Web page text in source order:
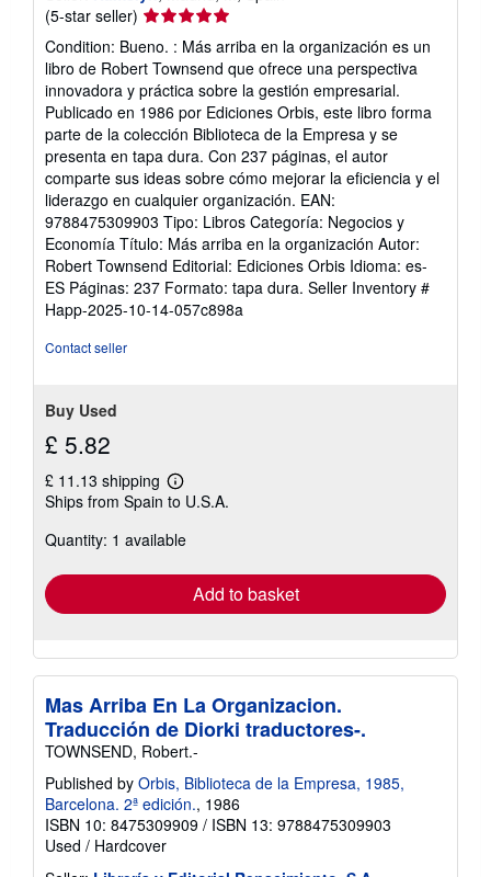
(5-star seller) Seller
5
out
of
5
stars
Condition: Bueno. : Más arriba en la organización es un
libro de Robert Townsend que ofrece una perspectiva
innovadora y práctica sobre la gestión empresarial.
Publicado en 1986 por Ediciones Orbis, este libro forma
parte de la colección Biblioteca de la Empresa y se
presenta en tapa dura. Con 237 páginas, el autor
comparte sus ideas sobre cómo mejorar la eficiencia y el
liderazgo en cualquier organización. EAN:
9788475309903 Tipo: Libros Categoría: Negocios y
Economía Título: Más arriba en la organización Autor:
Robert Townsend Editorial: Ediciones Orbis Idioma: es-
ES Páginas: 237 Formato: tapa dura. Seller Inventory #
Happ-2025-10-14-057c898a
Contact seller
Buy Used
£ 5.82
£ 11.13 shipping
Learn
more
shipping
Ships from Spain to U.S.A.
Quantity: 1 available
Add to basket
Mas Arriba En La Organizacion.
Traducción de Diorki traductores-.
TOWNSEND, Robert.-
Published by Orbis, Biblioteca de la Empresa, 1985,
Barcelona. 2ª edición., 1986
ISBN 10: 8475309909 / ISBN 13: 9788475309903
Used / Hardcover